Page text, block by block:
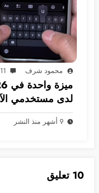
محمود شرف 11
لدى مستخدمي
9 أشهر منذ النشر
10 تعليق